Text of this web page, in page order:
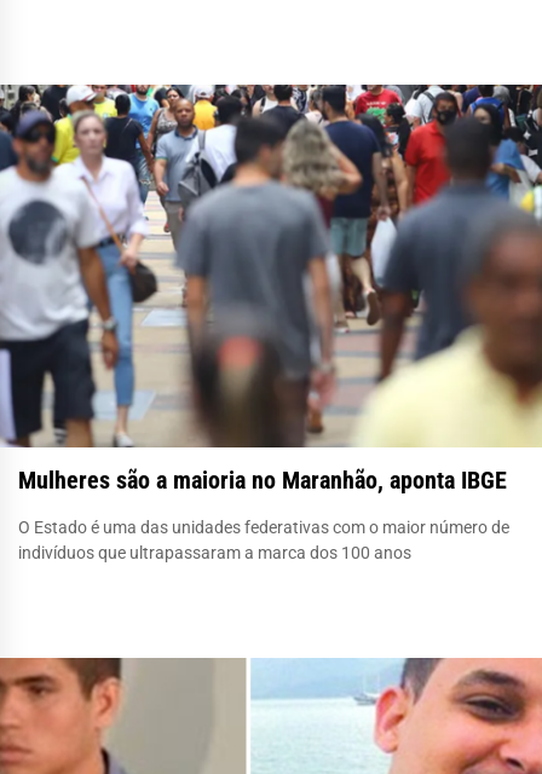
Mulheres são a maioria no Maranhão, aponta IBGE
O Estado é uma das unidades federativas com o maior número de
indivíduos que ultrapassaram a marca dos 100 anos